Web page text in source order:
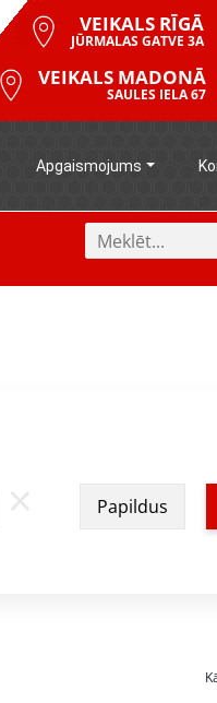
VEIKALS RĪGĀ
JŪRMALAS GATVE 3A
VEIKALS MADONĀ
SAULES IELA 67
Apgaismojums
Papildus